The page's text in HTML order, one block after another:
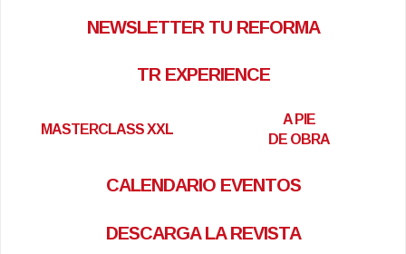
NEWSLETTER TU REFORMA
TR EXPERIENCE
MASTERCLASS XXL
A PIE
DE OBRA
CALENDARIO EVENTOS
DESCARGA LA REVISTA